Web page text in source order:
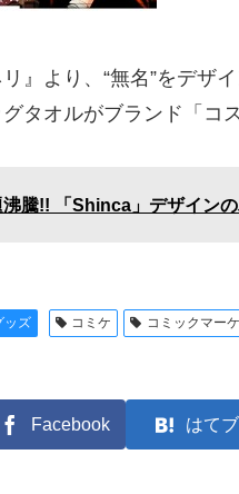
』より、“無名”をデザ
タオルがブランド「コ
騰!! 「Shinca」デザイン
ッズ コミケ コミックマー
Facebook はてブ